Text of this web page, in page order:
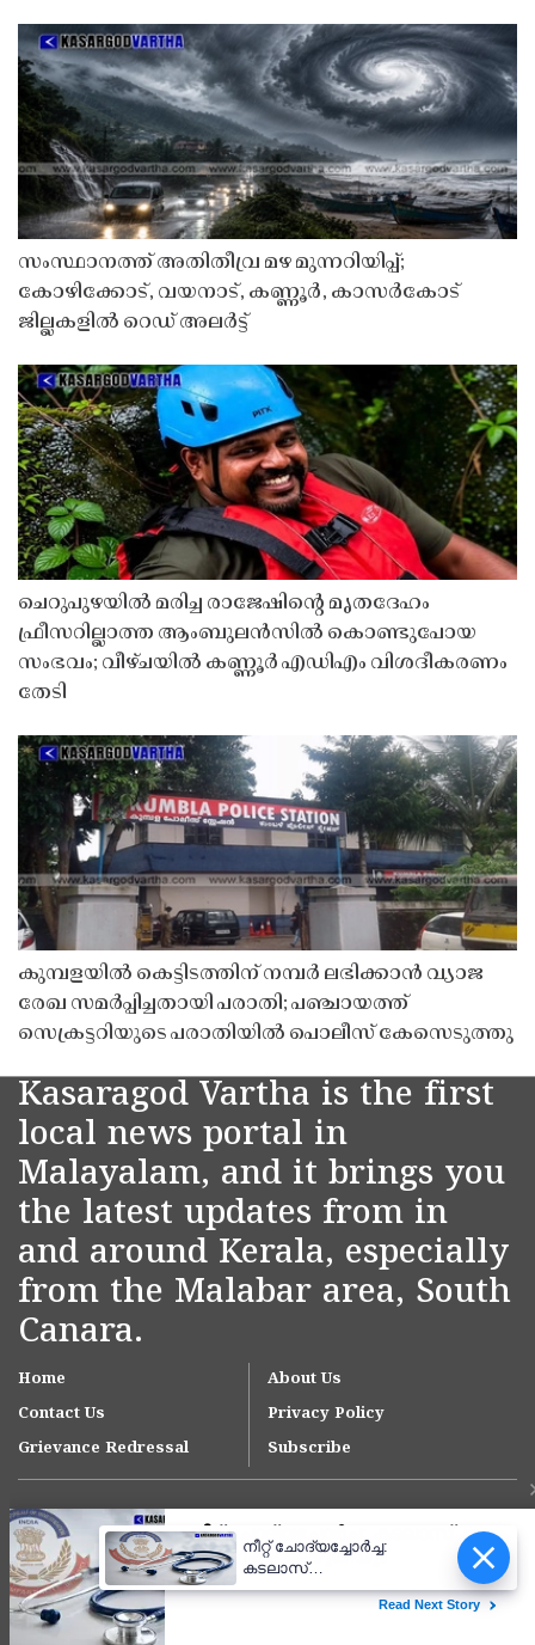
സംസ്ഥാനത്ത് അതിതീവ്ര മഴ മുന്നറിയിപ്പ്;
കോഴിക്കോട്, വയനാട്, കണ്ണൂർ, കാസർകോട്
ജില്ലകളിൽ റെഡ് അലർട്ട്
ചെറുപുഴയിൽ മരിച്ച രാജേഷിൻ്റെ മൃതദേഹം
ഫ്രീസറില്ലാത്ത ആംബുലൻസിൽ കൊണ്ടുപോയ
സംഭവം; വീഴ്ചയിൽ കണ്ണൂർ എഡിഎം വിശദീകരണം
തേടി
കുമ്പളയിൽ കെട്ടിടത്തിന് നമ്പർ ലഭിക്കാൻ വ്യാജ
രേഖ സമർപ്പിച്ചതായി പരാതി; പഞ്ചായത്ത്
സെക്രട്ടറിയുടെ പരാതിയിൽ പൊലീസ് കേസെടുത്തു
Kasaragod Vartha is the first
local news portal in
Malayalam, and it brings you
the latest updates from in
and around Kerala, especially
from the Malabar area, South
Canara.
Home
About Us
Contact Us
Privacy Policy
Grievance Redressal
Subscribe
Copyright © 2007-
നീറ്റ് ചോദ്യച്ചോർച്ച:
കടലാസ്
തുണ്ടുകളിലെഴുതിയും
മനഃപാഠമാക്കിയും തട്ടിപ്പ്;